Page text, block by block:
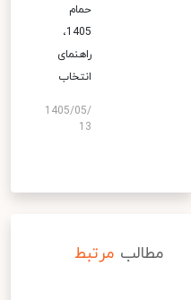
حمام
1405،
راهنمای
انتخاب
1405/05/
13
مطالب مرتبط